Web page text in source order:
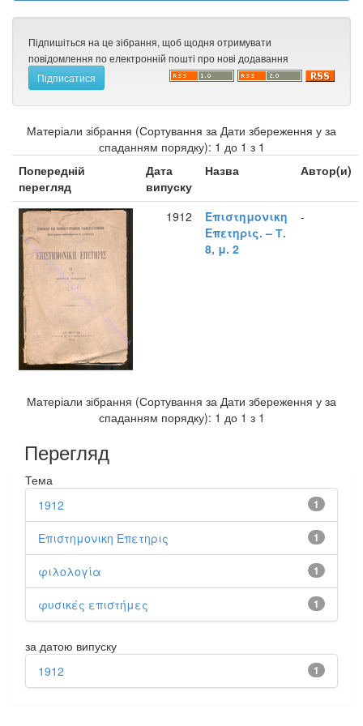
Підпишіться на це зібрання, щоб щодня отримувати
повідомлення по електронній пошті про нові додавання
Матеріали зібрання (Сортування за Дати збереження у за
спаданням порядку): 1 до 1 з 1
Попередній
перегляд
Дата
випуску
Назва Автор(и)
1912
Επιστημονικη
Επετηρις. – Т.
8, μ. 2
-
Матеріали зібрання (Сортування за Дати збереження у за
спаданням порядку): 1 до 1 з 1
Перегляд
Тема
1
1912
1
Επιστημονικη Επετηρις
1
φιλολογία
1
φυσικές επιστήμες
за датою випуску
1
1912